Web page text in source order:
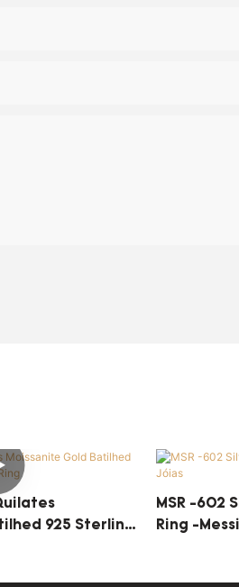
925 Sterling
MSR -602
Ring -